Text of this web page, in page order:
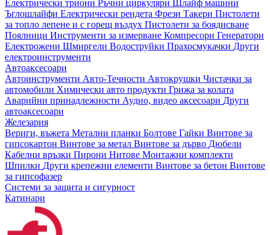
Електрически триони Ръчни циркуляри
Шлайф машини
Ъглошлайфи Електрически рендета Фрези Такери Пистолети
за топло лепене и с горещ въздух Пистолети за боядисване
Поялници Инструменти за измерване Компресори Генератори
Електрожени Шмиргели Водоструйки Прахосмукачки Други
електроинструменти
Автоаксесоари
Автоинструменти Авто-Течности Автокрушки Чистачки за
автомобили Химически авто продукти Грижа за колата
Аварийни принадлежности Аудио, видео аксесоари Други
автоаксесоари
Железария
Вериги, въжета Метални планки Болтове Гайки Винтове за
гипсокартон Винтове за метал Винтове за дърво Дюбели
Кабелни връзки Пирони Нитове Монтажни комплекти
Шпилки Други крепежни елементи Винтове за бетон Винтове
за гипсофазер
Системи за защита и сигурност
Катинари